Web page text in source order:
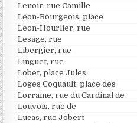
Lenoir, rue Camille
Léon-Bourgeois, place
Léon-Hourlier, rue
Lesage, rue
Libergier, rue
Linguet, rue
Lobet, place Jules
Loges Coquault, place des
Lorraine, rue du Cardinal de
Louvois, rue de
Lucas, rue Jobert